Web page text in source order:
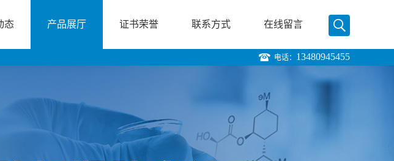
态 产品展厅 证书荣誉 联系方式 在线留言
电话： 13480945455